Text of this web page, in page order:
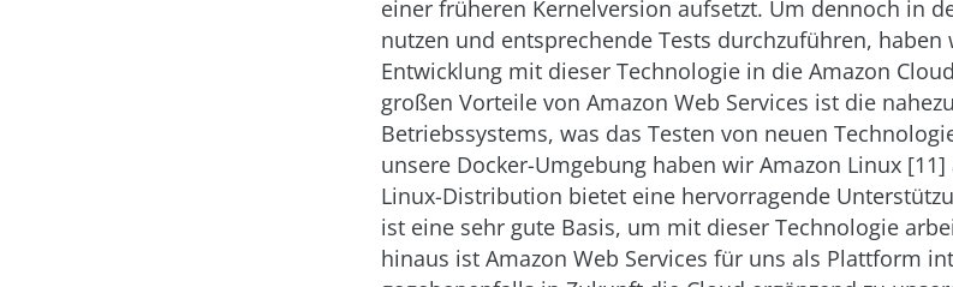
einer früheren Kernelversion aufsetzt. Um dennoch in
nutzen und entsprechende Tests durchzuführen,
Entwicklung mit dieser Technologie in die Amazon
großen Vorteile von Amazon Web Services ist die
Betriebssystems, was das Testen von neuen
unsere Docker-Umgebung haben wir Amazon Linux
Linux-Distribution bietet eine hervorragende
ist eine sehr gute Basis, um mit dieser Technologie
hinaus ist Amazon Web Services für uns als Plattform